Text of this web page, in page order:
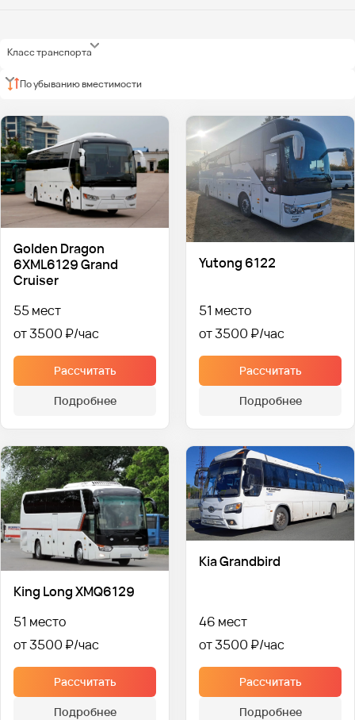
Класс транспорта
По убыванию вместимости
Golden Dragon
6XML6129 Grand
Cruiser
55 мест
от 3500 ₽
Рассчитать
Подробнее
Yutong 6122
51 место
от 3500 ₽
Рассчитать
Подробнее
King Long XMQ6129
51 место
от 3500 ₽
Рассчитать
Подробнее
Kia Grandbird
46 мест
от 3500 ₽
Рассчитать
Подробнее